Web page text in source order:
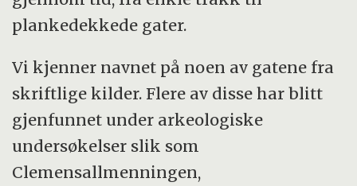
plankedekkede gater.
Vi kjenner navnet på noen av gatene fra
skriftlige kilder. Flere av disse har blitt
gjenfunnet under arkeologiske
undersøkelser slik som
Clemensallmenningen,